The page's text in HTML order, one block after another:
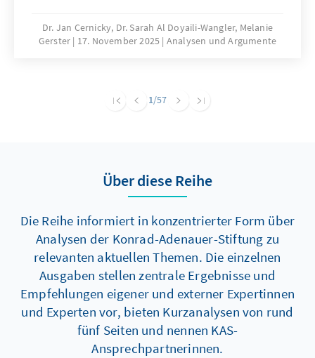
Vorgaben bremsen die Bautätigkeit erheblich.
Zur Lösung des Problems bedarf es einer
Dr. Jan Cernicky, Dr. Sarah Al Doyaili-Wangler, Melanie
Gerster
17. November 2025 Analysen und Argumente
1/57
Über diese Reihe
Die Reihe informiert in konzentrierter Form über
Analysen der Konrad-Adenauer-Stiftung zu
relevanten aktuellen Themen. Die einzelnen
Ausgaben stellen zentrale Ergebnisse und
Empfehlungen eigener und externer Expertinnen
und Experten vor, bieten Kurzanalysen von rund
fünf Seiten und nennen KAS-
Ansprechpartnerinnen.